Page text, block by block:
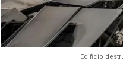
Edificio